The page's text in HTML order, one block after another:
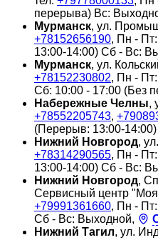
перерыва) Вс:
Мурманск, ул.
+78152656190, Пн -
13:00-14:00) Сб - Вс:
Мурманск, ул.
+78152230802, Пн -
Сб: 10:00 - 17:00 (Без
Набережные Челны,
+78552205743,
(Перерыв: 13:00-
Нижний Новгород,
+78314290565, Пн -
13:00-14:00) Сб - Вс:
Нижний Новгород,
Сервисный центр "Моя
+79991361660, Пн -
Сб - Вс: Выходной,
Нижний Тагил, ул.